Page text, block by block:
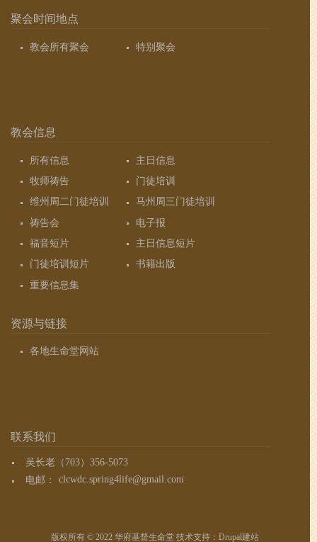
聚会时间地点
教会所有聚会 特别聚会
教会信息
所有信息
主日信息
牧师祷告
门徒培训
维州周二门徒培训
马州周三门徒培训
祷告会
电子报
福音短片
主日信息短片
门徒培训短片
书籍出版
重要信息集
资源与链接
各地生命堂网站
联系我们
吴长老（703）356-5073
电邮：
clcwdc.spring4life@gmail.com
版权所有 © 2022 华府基督生命堂 技术支持： Drupal建站